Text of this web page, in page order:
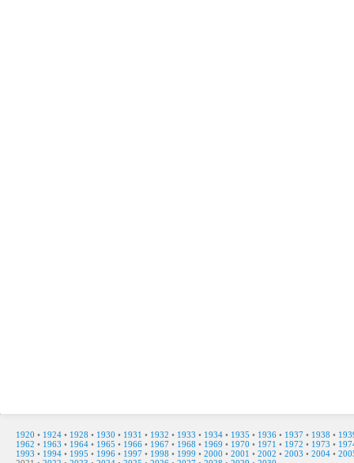
1920 • 1924 • 1928 • 1930 • 1931 • 1932 • 1933 • 1934 • 1935 • 1936 • 1937 • 1938 •
1962 • 1963 • 1964 • 1965 • 1966 • 1967 • 1968 • 1969 • 1970 • 1971 • 1972 • 1973 •
1993 • 1994 • 1995 • 1996 • 1997 • 1998 • 1999 • 2000 • 2001 • 2002 • 2003 • 2004 •